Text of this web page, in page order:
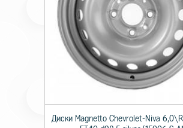
Диски Magnetto Chevrolet-Niva